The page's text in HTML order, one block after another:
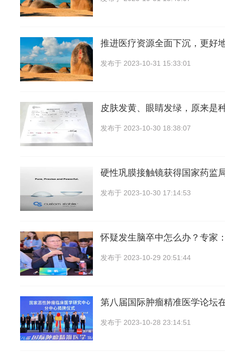
推进医疗资源全面下沉，更好
发布于 2023-10-31 15:33:01
皮肤发黄、眼睛发绿，原来是
发布于 2023-10-30 18:38:07
硬性巩膜接触镜获得国家药监
发布于 2023-10-30 17:14:53
怀疑发生脑卒中怎么办？专家
发布于 2023-10-29 20:51:44
第八届国际肿瘤精准医学论坛
发布于 2023-10-28 23:14:51